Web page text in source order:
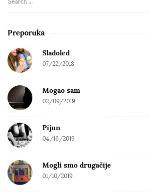
S
a
c
h
r
Preporuka
Sladoled
07/22/2018
Mogao sam
02/09/2019
Pijun
04/16/2019
Mogli smo drugačije
01/10/2019